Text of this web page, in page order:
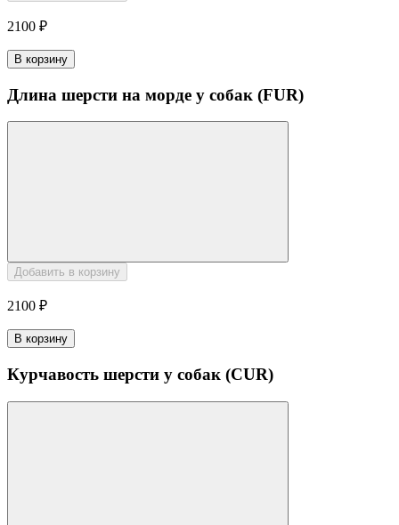
2100 ₽
В корзину
Длина шерсти на морде у собак (FUR)
Добавить в корзину
2100 ₽
В корзину
Курчавость шерсти у собак (CUR)